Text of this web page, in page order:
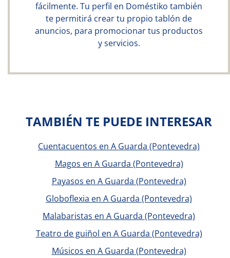
fácilmente. Tu perfil en Doméstiko también
te permitirá crear tu propio tablón de
anuncios, para promocionar tus productos
y servicios.
TAMBIÉN TE PUEDE INTERESAR
Cuentacuentos en A Guarda (Pontevedra)
Magos en A Guarda (Pontevedra)
Payasos en A Guarda (Pontevedra)
Globoflexia en A Guarda (Pontevedra)
Malabaristas en A Guarda (Pontevedra)
Teatro de guiñol en A Guarda (Pontevedra)
Músicos en A Guarda (Pontevedra)